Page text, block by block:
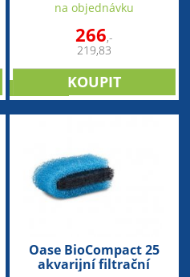
na objednávku
266,-
219,83
Oase BioCompact 25
akvarijní filtrační